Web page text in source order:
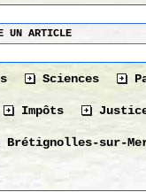
UN ARTICLE
Sciences
Impôts
Brétignolles-sur-